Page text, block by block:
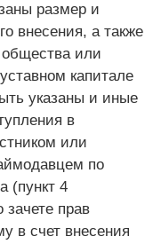
размер и
внесения, а также
общества или
капитале
указаны и иные
в
или
по
(пункт 4
зачете прав
в счет внесения